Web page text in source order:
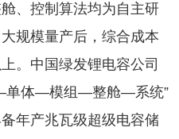
、控制算法均为自主研
规模量产后，综合成本
。中国绿发锂电容公司
单体—模组—整舱—系统”
年产兆瓦级超级电容储